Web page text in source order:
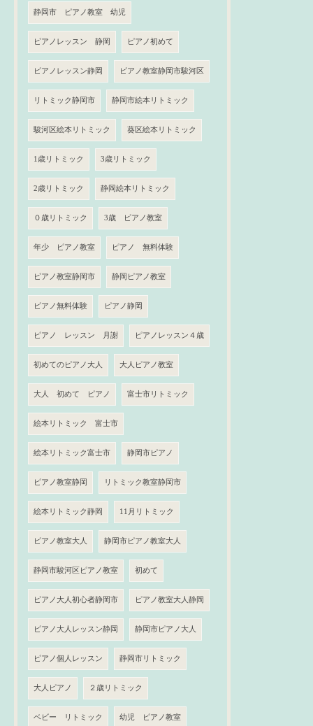
静岡市 ピアノ教室 幼児
ピアノレッスン 静岡 ピアノ初めて
ピアノレッスン静岡 ピアノ教室静岡市駿河区
リトミック静岡市 静岡市絵本リトミック
駿河区絵本リトミック 葵区絵本リトミック
1歳リトミック 3歳リトミック
2歳リトミック 静岡絵本リトミック
０歳リトミック 3歳 ピアノ教室
年少 ピアノ教室 ピアノ 無料体験
ピアノ教室静岡市 静岡ピアノ教室
ピアノ無料体験 ピアノ静岡
ピアノ レッスン 月謝 ピアノレッスン４歳
初めてのピアノ大人 大人ピアノ教室
大人 初めて ピアノ 富士市リトミック
絵本リトミック 富士市
絵本リトミック富士市 静岡市ピアノ
ピアノ教室静岡 リトミック教室静岡市
絵本リトミック静岡 11月リトミック
ピアノ教室大人 静岡市ピアノ教室大人
静岡市駿河区ピアノ教室 初めて
ピアノ大人初心者静岡市 ピアノ教室大人静岡
ピアノ大人レッスン静岡 静岡市ピアノ大人
ピアノ個人レッスン 静岡市リトミック
大人ピアノ ２歳リトミック
ベビー リトミック 幼児 ピアノ教室